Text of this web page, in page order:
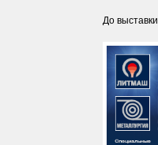
До выставки